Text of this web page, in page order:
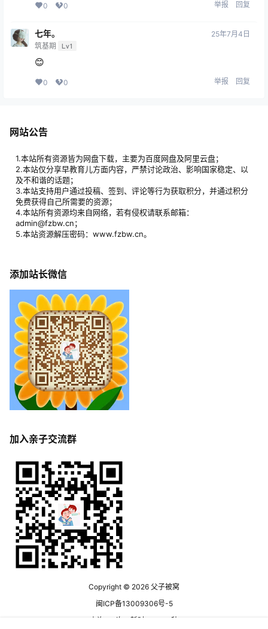
0 0 举报 回复
七年。
筑基期 Lv1
25年7月4日
😊
0 0 举报 回复
网站公告
1.本站所有资源皆为网盘下载，主要为百度网盘及阿里云盘；
2.本站仅分享早教育儿方面内容，严禁讨论政治、影响国家稳定、以
及不和谐的话题；
3.本站支持用户通过投稿、签到、评论等行为获取积分，并通过积分
免费获得自己所需要的资源；
4.本站所有资源均来自网络，若有侵权请联系邮箱：
admin@fzbw.cn；
5.本站资源解压密码：www.fzbw.cn。
添加站长微信
加入亲子交流群
Copyright © 2026 父子被窝
闽ICP备13009306号-5
查询 13 次，耗时 0.1702 秒